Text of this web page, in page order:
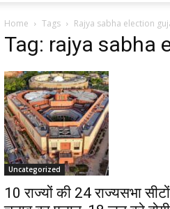
Home Tags Rajya sabha election
Tag: rajya sabha
Uncategorized
10 राज्यों की 24 राज्यसभा